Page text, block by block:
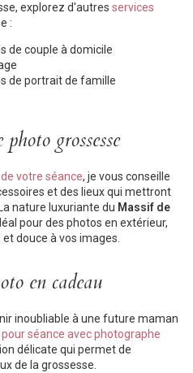
explorez d'autres services
:
de couple à domicile
de portrait de famille
grossesse
votre séance, je vous conseille
et des lieux qui mettront
nature luxuriante du Massif de
pour des photos en extérieur,
douce à vos images.
en cadeau
inoubliable à une future maman
séance avec photographe
délicate qui permet de
de la grossesse.